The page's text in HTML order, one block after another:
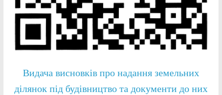
Видача висновків про надання земельних
ділянок під будівництво та документи до них